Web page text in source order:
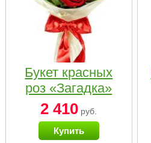
Букет красных
роз «Загадка»
2 410 руб.
Купить